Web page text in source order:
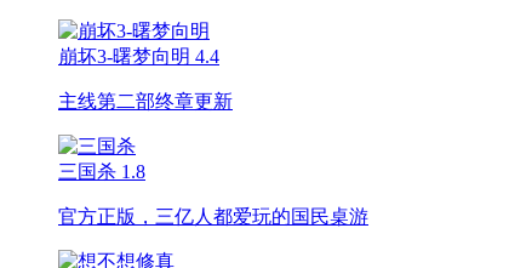
崩坏3-曙梦向明 4.4
主线第二部终章更新
三国杀 1.8
官方正版，三亿人都爱玩的国民桌游